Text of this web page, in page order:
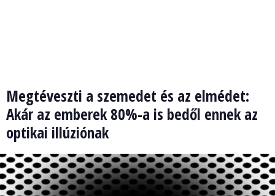
Megtéveszti a szemedet és az elmédet:
Akár az emberek 80%-a is bedől ennek az
optikai illúziónak